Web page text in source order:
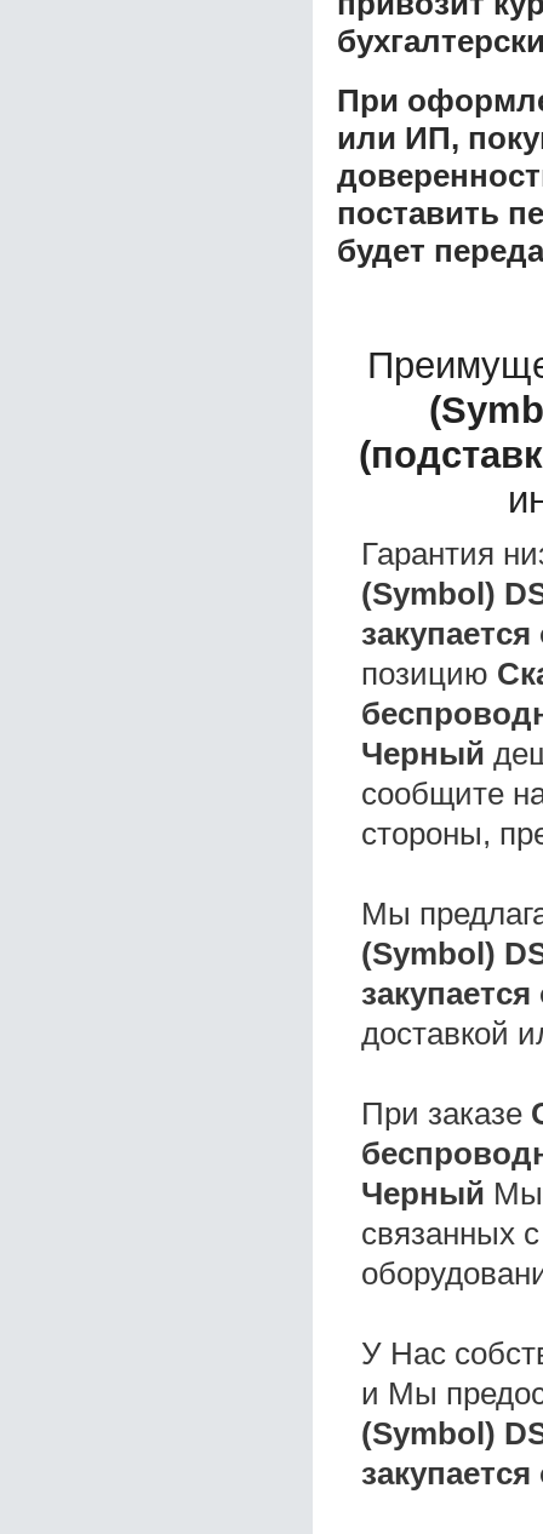
При
или ИП,
поставить
будет
Гарантия
(Symbol)
позицию
Черный
сообщите
стороны,
Мы
(Symbol)
доставкой
При заказе
Черный Мы
связанных
У Нас
и Мы
(Symbol)